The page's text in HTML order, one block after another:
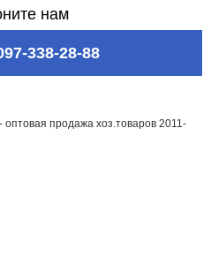
нам
338-28-88
продажа хоз.товаров 2011-